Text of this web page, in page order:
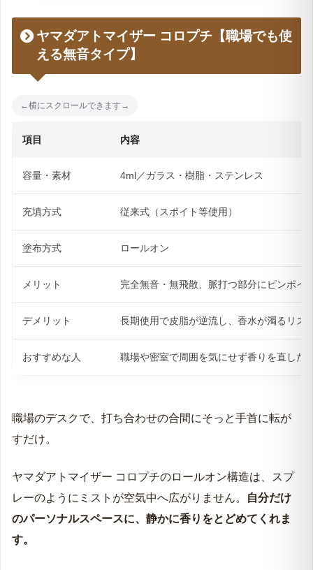
ヤマダアトマイザー コロプチ【職場でも使
える無音タイプ】
項目 内容
容量・素材 4ml／ガラス・樹脂・ステンレス
充填方式 従来式（スポイト等使用）
塗布方式 ロールオン
メリット 完全無音・無飛散、脈打つ部分にピンポイ
デメリット 長期使用で皮脂が逆流し、香水が濁るリス
おすすめな人 職場や密室で周囲を気にせず香りを直した
職場のデスクで、打ち合わせの合間にそっと手首に転が
すだけ。
ヤマダアトマイザー コロプチのロールオン構造は、スプ
レーのようにミストが空気中へ広がりません。
自分だけ
のパーソナルスペースに、静かに香りをとどめてくれま
す。